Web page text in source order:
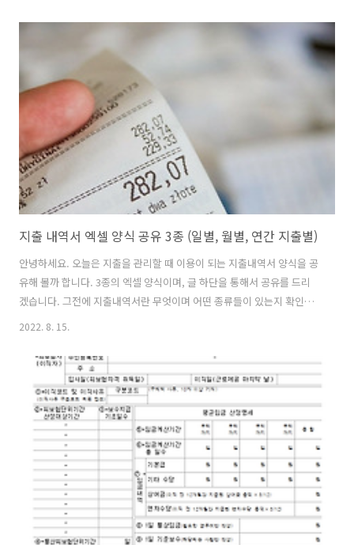
물론 개봉한 양주는 상할 수 있으며, 술의 맛, 색상 모두 손상이 될 수 있
습니다. 모든 양주의 유통기한을 추적하는 것은 바로 보관 방법, 마시는
타이밍을 확인하는데 중요한 부분이므로 유통기한을 잘 확인해야 합니
다. 양주 유통기한이 있을까? 개봉하지 않은 양주의 유통기한은 무기한
이라고 할 수 있습니다. 개봉한 양주는 약 1~2년 정도 지속되어 변질되기
지출 내역서 엑셀 양식 공유 3종 (일별, 월별, 연간 지출별)
안녕하세요. 오늘은 지출을 관리할 때 이용이 되는 지출내역서 양식을 공
유해 볼까 합니다. 3종의 엑셀 양식이며, 글 하단을 통해서 공유를 드리
겠습니다. 그전에 지출내역서란 무엇이며 어떤 종류들이 있는지 확인해
보도록 하겠습니다. 지출내역서란!! 지출내역서는 기업이나 개인이 일정
서를 말합니다. 그렇기 때문에 작성일자와 작성자, 지출 일자, 지출 항목,
세부내용, 지출금액, 합계금액 등을 볼 수 있도록 구성이 되어야 합니다.
그렇기 때문에 대다수는 지출내역서 엑셀 양식을 많이 이용을 하게 됩니
다. 그렇다면 지출내역서 양식은 어떤 종류가 있을까요? 한번 알아보도
록 하겠습니다. 일일 경비 지출내역서는 매일 발생되는 경비에 대한 내역
을 정리합니..
2022. 8. 15.